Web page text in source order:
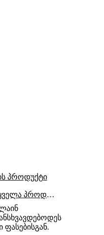
პროდუქტი
პროდუქტი